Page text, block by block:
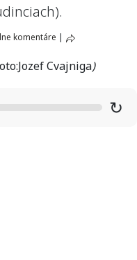
komentáre |
Cvajniga)
↻